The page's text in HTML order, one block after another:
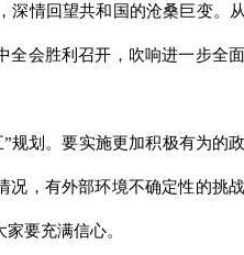
深情回望共和国的沧桑巨变。
全会胜利召开，吹响进一步全
规划。要实施更加积极有为
况，有外部环境不确定性的
要充满信心。